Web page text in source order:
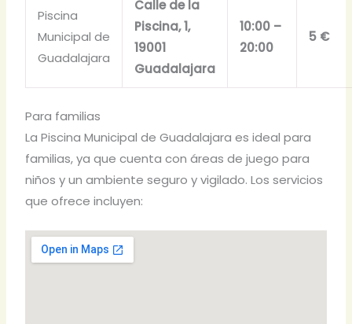
Piscina
Municipal de
Guadalajara
Calle de la
Piscina, 1,
19001
Guadalajara
10:00 –
20:00
5 €
Para familias
La Piscina Municipal de Guadalajara es ideal para
familias, ya que cuenta con áreas de juego para
niños y un ambiente seguro y vigilado. Los servicios
que ofrece incluyen: